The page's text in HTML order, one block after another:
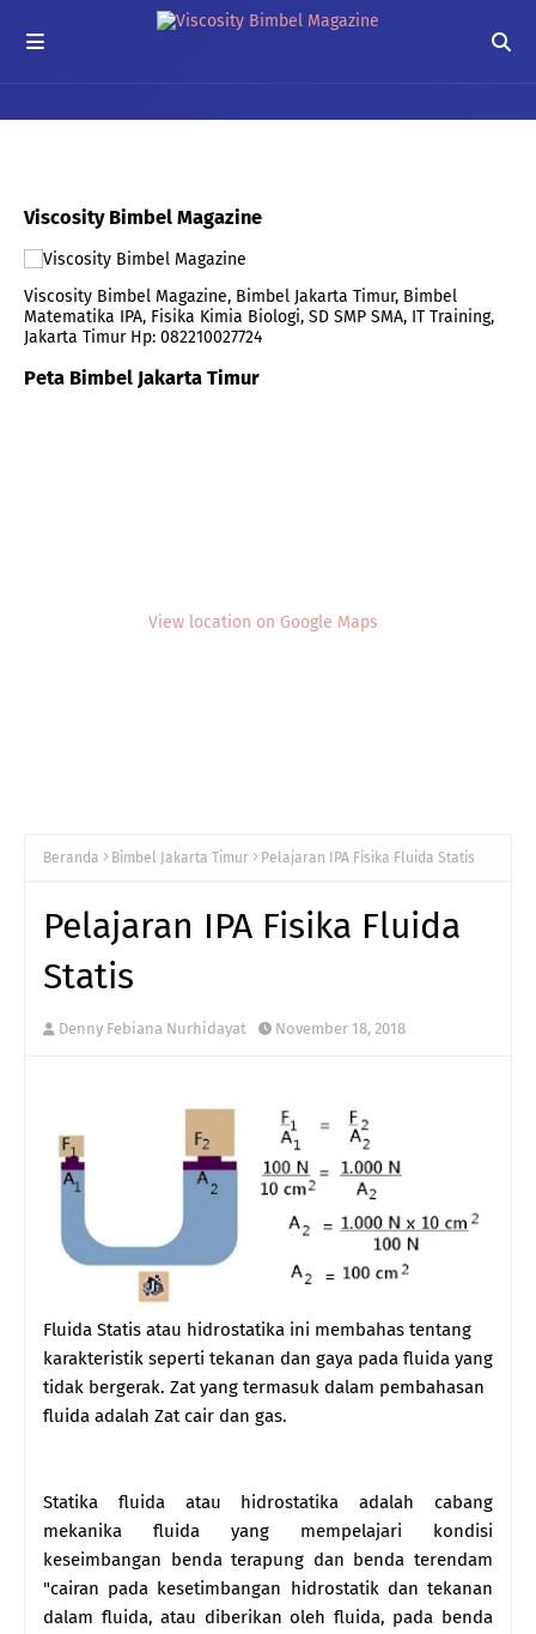
Viscosity Bimbel Magazine
Viscosity Bimbel Magazine, Bimbel Jakarta Timur, Bimbel
Matematika IPA, Fisika Kimia Biologi, SD SMP SMA, IT Training,
Jakarta Timur Hp: 082210027724
Peta Bimbel Jakarta Timur
View location on Google Maps
Beranda Bimbel Jakarta Timur Pelajaran IPA Fisika Fluida Statis
Pelajaran IPA Fisika Fluida
Statis
Denny Febiana Nurhidayat November 18, 2018
Fluida Statis atau hidrostatika ini membahas tentang
karakteristik seperti tekanan dan gaya pada fluida yang
tidak bergerak. Zat yang termasuk dalam pembahasan
fluida adalah Zat cair dan gas.
Statika fluida atau hidrostatika adalah cabang
mekanika fluida yang mempelajari kondisi
keseimbangan benda terapung dan benda terendam
"cairan pada kesetimbangan hidrostatik dan tekanan
dalam fluida, atau diberikan oleh fluida, pada benda